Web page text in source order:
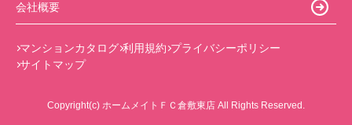
会社概要
マンションカタログ 利用規約 プライバシーポリシー
サイトマップ
Copyright(c) ホームメイトＦＣ倉敷東店 All Rights Reserved.